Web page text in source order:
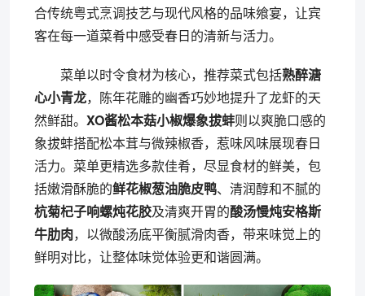
合传统粤式烹调技艺与现代风格的品味飨宴，让宾
客在每一道菜肴中感受春日的清新与活力。
菜单以时令食材为核心，推荐菜式包括熟醉溏
心小青龙，陈年花雕的幽香巧妙地提升了龙虾的天
然鲜甜。 XO酱松本菇小椒爆象拔蚌则以爽脆口感的
象拔蚌搭配松本茸与微辣椒香，惹味风味展现春日
活力。菜单更精选多款佳肴，尽显食材的鲜美，包
括嫩滑酥脆的鲜花椒葱油脆皮鸭、清润醇和不腻的
杭菊杞子响螺炖花胶及清爽开胃的酸汤慢炖安格斯
牛肋肉，以微酸汤底平衡腻滑肉香，带来味觉上的
鲜明对比，让整体味觉体验更和谐圆满。